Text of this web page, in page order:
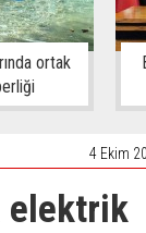
ortak
4 Ekim
elektrik